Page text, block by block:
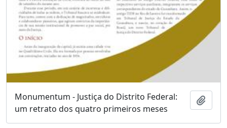
Monumentum - Justiça do Distrito Federal:
um retrato dos quatro primeiros meses